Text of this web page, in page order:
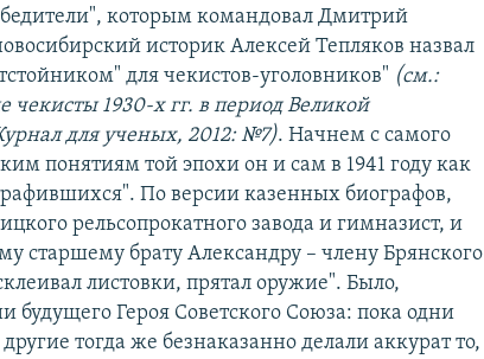
которым командовал Дмитрий
историк Алексей Тепляков назвал
для чекистов-уголовников" (см.:
1930-х гг. в период Великой
для ученых, 2012: №7). Начнем с самого
понятиям той эпохи он и сам в 1941 году как
По версии казенных биографов,
рельсопрокатного завода и гимназист, и
старшему брату Александру – члену Брянского
листовки, прятал оружие". Было,
будущего Героя Советского Союза: пока одни
тогда же безнаказанно делали аккурат то,